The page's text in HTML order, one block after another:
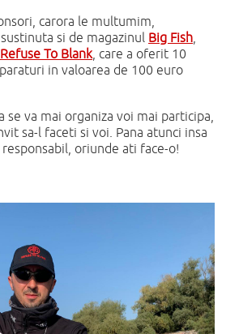
carora le multumim,
si de magazinul Big Fish,
To Blank, care a oferit 10
in valoarea de 100 euro
se va mai organiza voi mai participa,
sa-l faceti si voi. Pana atunci insa
oriunde ati face-o!